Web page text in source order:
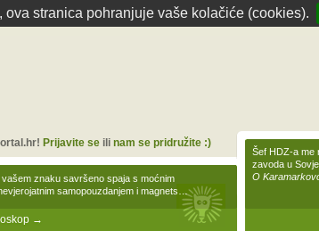
stranica pohranjuje vaše kolačiće (cookies).
→
znaku savršeno spaja s moćnim
samopouzdanjem i magnets…
Prijavite seili nam se pridružite :)
Šef HDZ-a me
zavoda u
O